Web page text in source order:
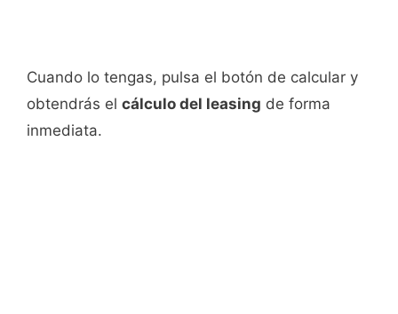
Cuando lo tengas, pulsa el botón de calcular y
obtendrás el cálculo del leasing de forma
inmediata.